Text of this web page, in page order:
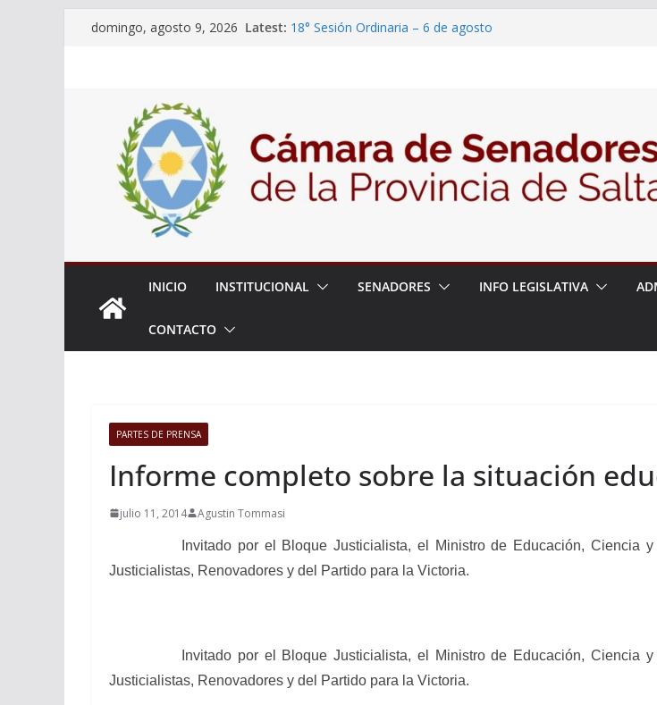
domingo, agosto 9, 2026 Latest: 18° Sesión Ordinaria – 6 de agosto
Expte. Nº 90-34.516/2026 – 06/08/26 – Créase el Ente Salteño
de Protección y Control Vegetal
INICIO INSTITUCIONAL SENADORES INFO LEGISLATIVA
CONTACTO
PARTES DE PRENSA
Informe completo sobre la situación
julio 11, 2014 Agustin Tommasi
Invitado por el Bloque Justicialista, el Ministro de Educación, Ciencia y
Justicialistas, Renovadores y del Partido para la Victoria.
Invitado por el Bloque Justicialista, el Ministro de Educación, Ciencia y
Justicialistas, Renovadores y del Partido para la Victoria.